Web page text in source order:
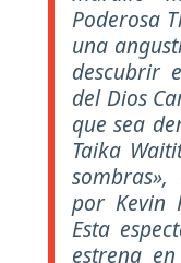
Poderosa
una
descubrir
del Dios
que sea
Taika
por Kevin
Esta
estrena